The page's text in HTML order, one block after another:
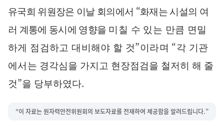
유국희 위원장은 이날 회의에서 “화재는 시설의 여
러 계통에 동시에 영향을 미칠 수 있는 만큼 면밀
하게 점검하고 대비해야 할 것”이라며 “각 기관
에서는 경각심을 가지고 현장점검을 철저히 해 줄
것”을 당부하였다.
“이 자료는 원자력안전위원회의 보도자료를 전재하여 제공함을 알려드립니다.”